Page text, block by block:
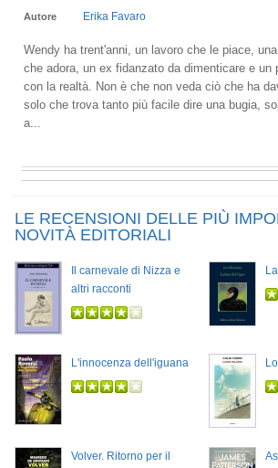
Autore Erika Favaro
Wendy ha trent'anni, un lavoro che le piace,
che adora, un ex fidanzato da dimenticare e un
con la realtà. Non è che non veda ciò che ha
solo che trova tanto più facile dire una bugia,
a...
LE RECENSIONI DELLE PIÙ
NOVITÀ EDITORIALI
Il carnevale di Nizza e
altri racconti
L'innocenza dell'iguana
Volver. Ritorno per il